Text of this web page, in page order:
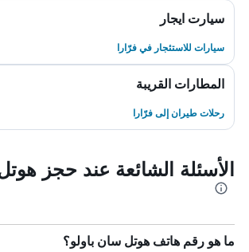
سيارت ايجار
سيارات للاستئجار في فرّارا
المطارات القريبة
رحلات طيران إلى فرّارا
الأسئلة الشائعة عند حجز
ما هو رقم هاتف هوتل سان باولو؟